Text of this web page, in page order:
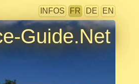
INFOS FR DE EN
Guide.Net